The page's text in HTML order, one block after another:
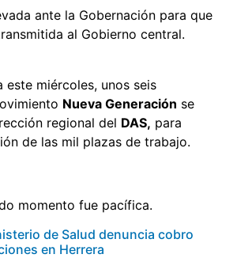
ante la Gobernación para que
al Gobierno central.
este miércoles, unos seis
Nueva Generación se
regional del DAS, para
de las mil plazas de trabajo.
momento fue pacífica.
de Salud denuncia cobro
en Herrera